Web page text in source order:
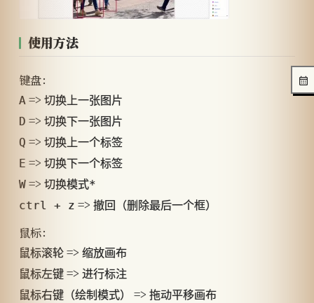
使用方法
键盘：
A =>切换上一张图片
D =>切换下一张图片
Q =>切换上一个标签
E =>切换下一个标签
W =>切换模式*
ctrl + z =>撤回（删除最后一个框）
鼠标：
鼠标滚轮 =>缩放画布
鼠标左键 =>进行标注
鼠标右键（绘制模式）
=>拖动平移画布